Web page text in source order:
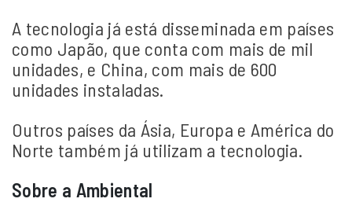
A tecnologia já está disseminada em países
como Japão, que conta com mais de mil
unidades, e China, com mais de 600
unidades instaladas.
Outros países da Ásia, Europa e América do
Norte também já utilizam a tecnologia.
Sobre a Ambiental